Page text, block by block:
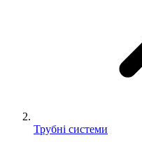
Трубні системи